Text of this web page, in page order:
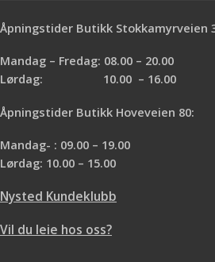
Åpningstider Butikk Stokkamyrveien
Mandag – Fredag: 08.00 – 20.00
Lørdag: 10.00 – 16.00
Åpningstider Butikk Hoveveien 80:
Mandag- : 09.00 – 19.00
Lørdag: 10.00 – 15.00
Nysted Kundeklubb
Vil du leie hos oss?